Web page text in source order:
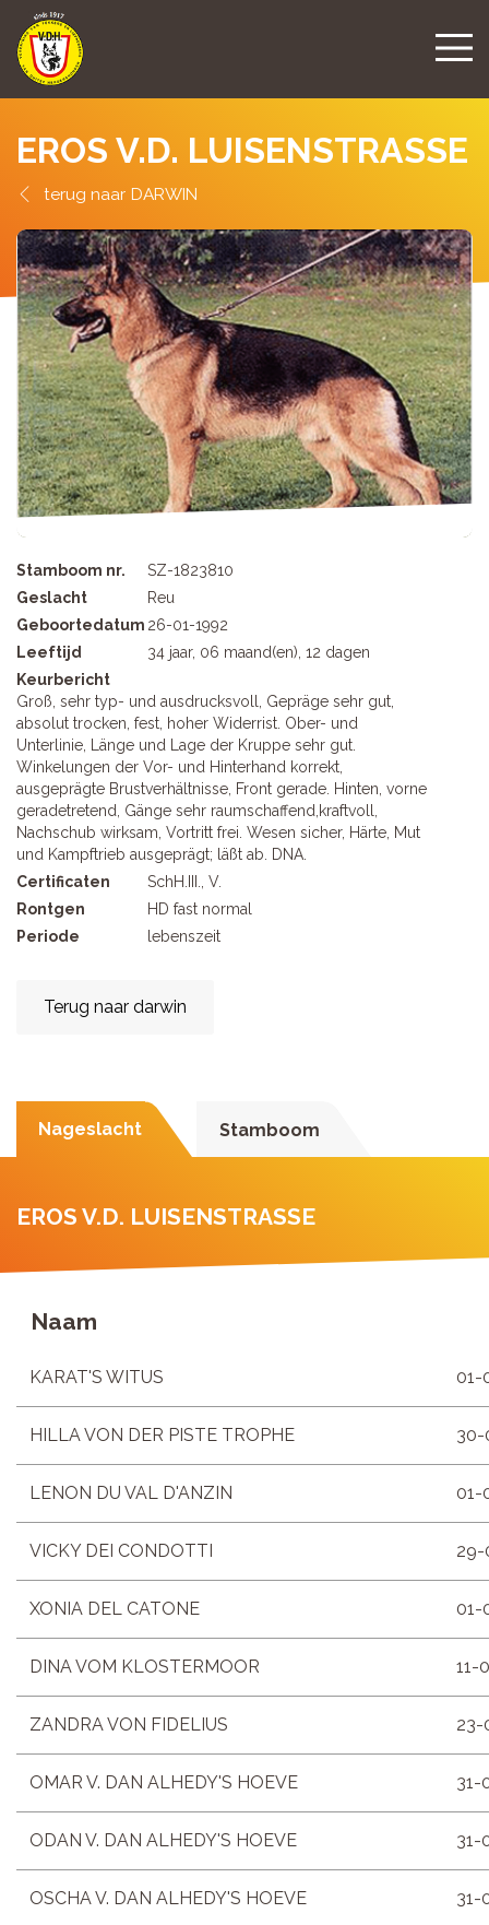
EROS V.D. LUISENSTRASSE
DARWIN
Stamboom nr.
SZ-1823810
Geslacht
Reu
Geboortedatum 26-01-1992
Leeftijd
34 jaar, 06 maand(en), 12 dagen
Keurbericht
Groß, sehr typ- und ausdrucksvoll, Gepräge sehr gut,
absolut trocken, fest, hoher Widerrist. Ober- und
Unterlinie, Länge und Lage der Kruppe sehr gut.
Winkelungen der Vor- und Hinterhand korrekt,
ausgeprägte Brustverhältnisse, Front gerade. Hinten, vorne
geradetretend, Gänge sehr raumschaffend,kraftvoll,
Nachschub wirksam, Vortritt frei. Wesen sicher, Härte, Mut
und Kampftrieb ausgeprägt; läßt ab. DNA.
Certificaten
SchH.III., V.
Rontgen
HD fast normal
Periode
lebenszeit
Terug naar darwin
Nageslacht Stamboom
EROS V.D. LUISENSTRASSE
Naam
KARAT'S WITUS 01-
HILLA VON DER PISTE TROPHE 30-
LENON DU VAL D'ANZIN 01-
VICKY DEI CONDOTTI 29-
XONIA DEL CATONE 01-
DINA VOM KLOSTERMOOR 11-
ZANDRA VON FIDELIUS 23-
OMAR V. DAN ALHEDY'S HOEVE 31-
ODAN V. DAN ALHEDY'S HOEVE 31-
OSCHA V. DAN ALHEDY'S HOEVE 31-